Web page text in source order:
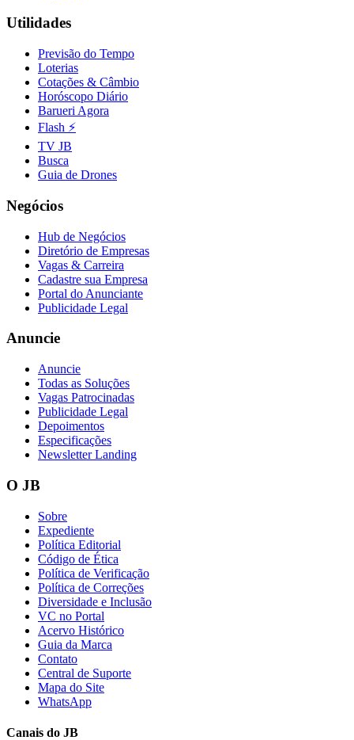
Vasco
Utilidades
Previsão do Tempo
Loterias
Cotações & Câmbio
Horóscopo Diário
Barueri Agora
Flash ⚡
TV JB
Busca
Guia de Drones
Negócios
Hub de Negócios
Diretório de Empresas
Vagas & Carreira
Cadastre sua Empresa
Portal do Anunciante
Publicidade Legal
Anuncie
Anuncie
Todas as Soluções
Vagas Patrocinadas
Publicidade Legal
Depoimentos
Especificações
Newsletter Landing
O JB
Sobre
Expediente
Política Editorial
Código de Ética
Política de Verificação
Política de Correções
Diversidade e Inclusão
VC no Portal
Acervo Histórico
Guia da Marca
Contato
Central de Suporte
Mapa do Site
WhatsApp
Canais do JB